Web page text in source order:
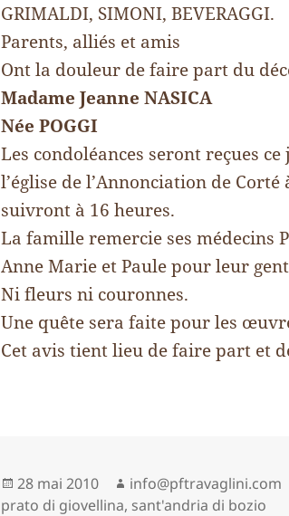
GRIMALDI, SIMONI, BEVERAGGI.
Parents, alliés et amis
Ont la douleur de faire part du
Madame Jeanne NASICA
Née POGGI
Les condoléances seront reçues
l’église de l’Annonciation de
suivront à 16 heures.
La famille remercie ses médecins
Anne Marie et Paule pour leur
Ni fleurs ni couronnes.
Une quête sera faite pour les
Cet avis tient lieu de faire part et
Publié
le
28 mai 2010 Auteur
info@pftravaglini.com
prato di giovellina, sant'andria di bozio